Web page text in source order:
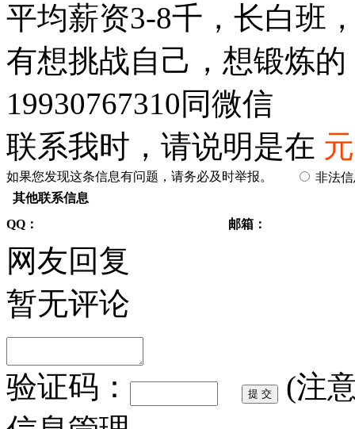
平均薪资3-8千，长白班
有想挑战自己，想锻炼
19930767310同微信
联系我时，请说明是在
如果您发现这条信息有问题，请务必及时举报。
非法
其他联系信息
QQ：
邮箱：
网友回复
暂无评论
验证码：
(注